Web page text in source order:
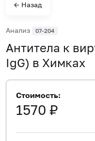
← Назад
Анализ 07-204
Антитела к
IgG) в Химках
Стоимость:
1570 ₽